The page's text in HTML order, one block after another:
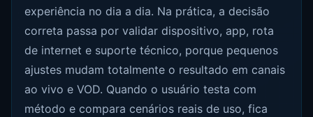
experiência no dia a dia. Na prática, a decisão
correta passa por validar dispositivo, app, rota
de internet e suporte técnico, porque pequenos
ajustes mudam totalmente o resultado em canais
ao vivo e VOD. Quando o usuário testa com
método e compara cenários reais de uso, fica